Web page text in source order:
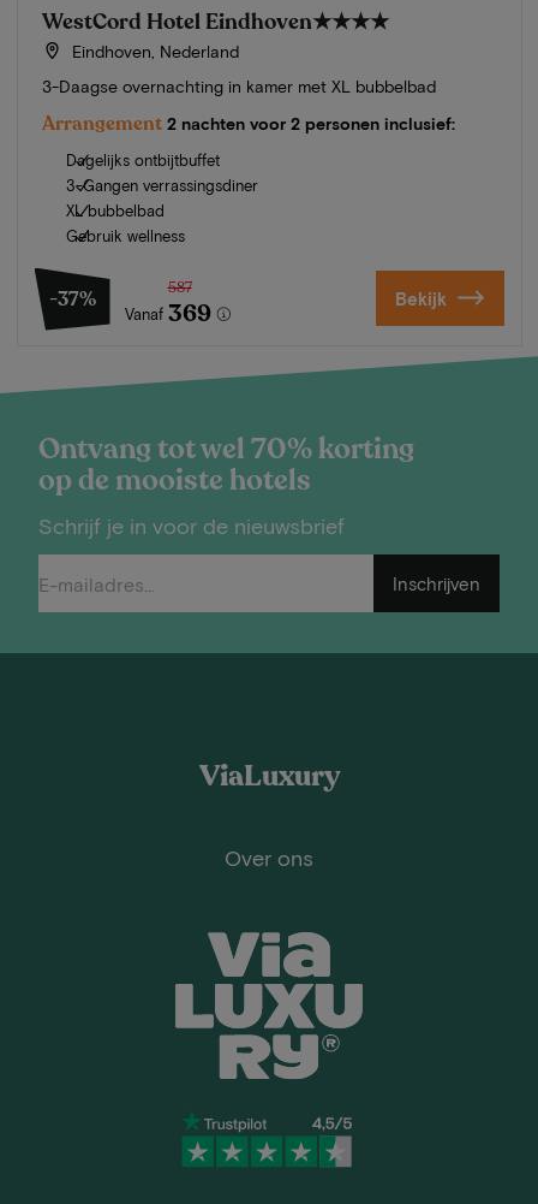
WestCord Hotel Eindhoven★★★★
Eindhoven, Nederland
3-Daagse overnachting in kamer met XL bubbelbad
Arrangement 2 nachten voor 2 personen inclusief:
Dagelijks ontbijtbuffet
3-Gangen verrassingsdiner
XL bubbelbad
Gebruik wellness
-37%
Vanaf
587
369 Bekijk
Ontvang tot wel 70% korting
op de mooiste hotels
Schrijf je in voor de nieuwsbrief
Inschrijven
ViaLuxury
Over ons